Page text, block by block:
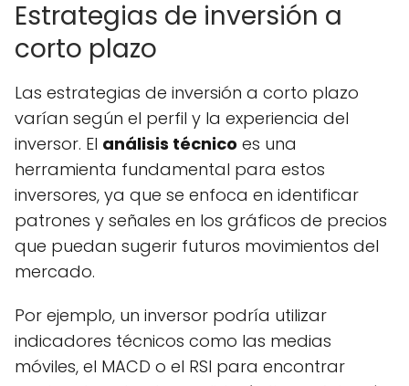
Estrategias de inversión a
corto plazo
Las estrategias de inversión a corto plazo
varían según el perfil y la experiencia del
inversor. El análisis técnico es una
herramienta fundamental para estos
inversores, ya que se enfoca en identificar
patrones y señales en los gráficos de precios
que puedan sugerir futuros movimientos del
mercado.
Por ejemplo, un inversor podría utilizar
indicadores técnicos como las medias
móviles, el MACD o el RSI para encontrar